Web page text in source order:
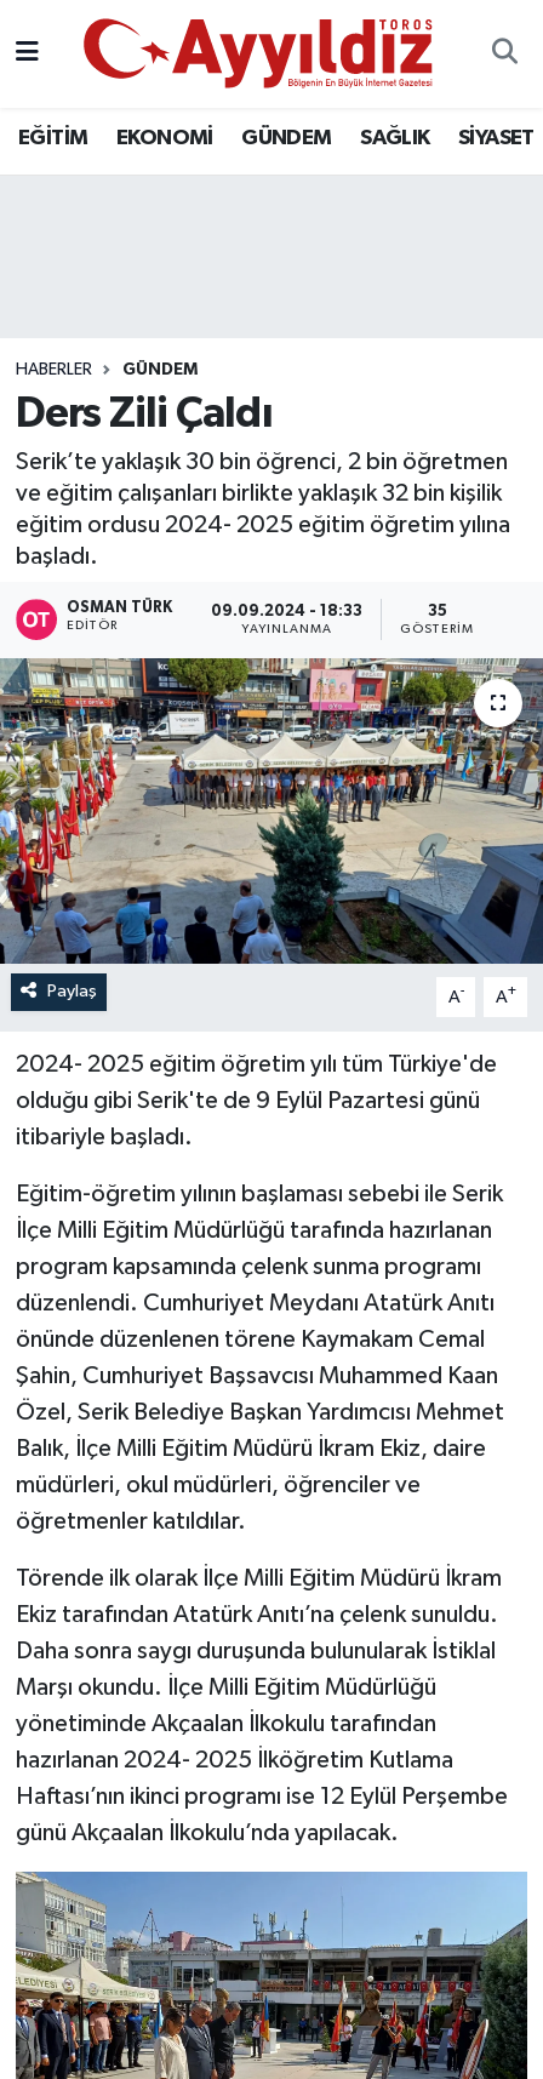
EĞİTİM EKONOMİ GÜNDEM SAĞLIK SİYASET
HABERLER GÜNDEM
Ders Zili Çaldı
Serik’te yaklaşık 30 bin öğrenci, 2 bin öğretmen
ve eğitim çalışanları birlikte yaklaşık 32 bin kişilik
eğitim ordusu 2024- 2025 eğitim öğretim yılına
başladı.
OSMAN TÜRK
EDITÖR
09.09.2024 - 18:33
YAYINLANMA
35
GÖSTERIM
Paylaş A- A+
2024- 2025 eğitim öğretim yılı tüm Türkiye'de
olduğu gibi Serik'te de 9 Eylül Pazartesi günü
itibariyle başladı.
Eğitim-öğretim yılının başlaması sebebi ile Serik
İlçe Milli Eğitim Müdürlüğü tarafında hazırlanan
program kapsamında çelenk sunma programı
düzenlendi. Cumhuriyet Meydanı Atatürk Anıtı
önünde düzenlenen törene Kaymakam Cemal
Şahin, Cumhuriyet Başsavcısı Muhammed Kaan
Özel, Serik Belediye Başkan Yardımcısı Mehmet
Balık, İlçe Milli Eğitim Müdürü İkram Ekiz, daire
müdürleri, okul müdürleri, öğrenciler ve
öğretmenler katıldılar.
Törende ilk olarak İlçe Milli Eğitim Müdürü İkram
Ekiz tarafından Atatürk Anıtı’na çelenk sunuldu.
Daha sonra saygı duruşunda bulunularak İstiklal
Marşı okundu. İlçe Milli Eğitim Müdürlüğü
yönetiminde Akçaalan İlkokulu tarafından
hazırlanan 2024- 2025 İlköğretim Kutlama
Haftası’nın ikinci programı ise 12 Eylül Perşembe
günü Akçaalan İlkokulu’nda yapılacak.